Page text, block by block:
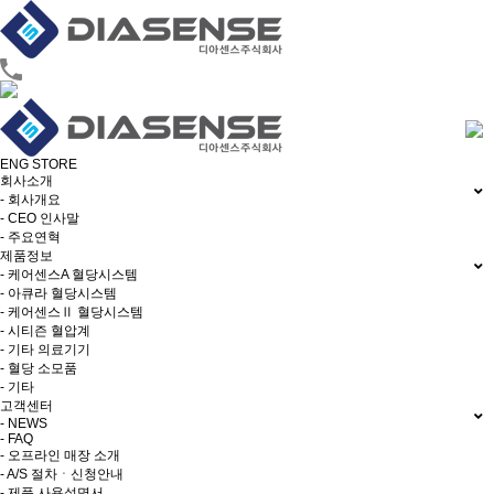
ENG STORE
회사소개
- 회사개요
- CEO 인사말
- 주요연혁
제품정보
- 케어센스A 혈당시스템
- 아큐라 혈당시스템
- 케어센스Ⅱ 혈당시스템
- 시티즌 혈압계
- 기타 의료기기
- 혈당 소모품
- 기타
고객센터
- NEWS
- FAQ
- 오프라인 매장 소개
- A/S 절차ㆍ신청안내